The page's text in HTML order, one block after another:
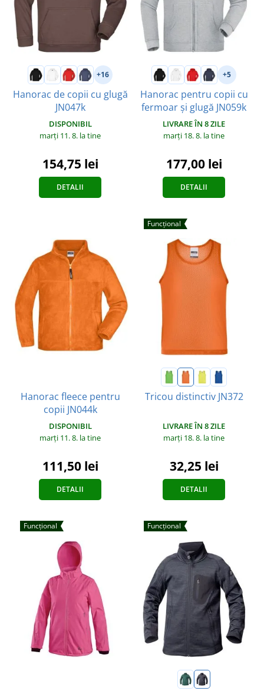
+16
Hanorac de copii cu glugă
JN047k
DISPONIBIL
marți 11. 8. la tine
154,75 lei
DETALII
+5
Hanorac pentru copii cu
fermoar și glugă JN059k
LIVRARE ÎN 8 ZILE
marți 18. 8. la tine
177,00 lei
DETALII
Hanorac fleece pentru
copii JN044k
DISPONIBIL
marți 11. 8. la tine
111,50 lei
DETALII
Funcțional
Tricou distinctiv JN372
LIVRARE ÎN 8 ZILE
marți 18. 8. la tine
32,25 lei
DETALII
Funcțional Funcțional